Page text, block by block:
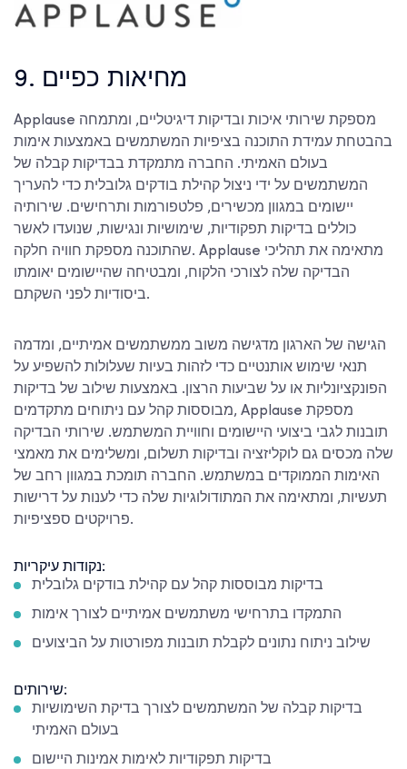
9. מחיאות כפיים
Applause מספקת שירותי איכות ובדיקות דיגיטליים, ומתמחה
בהבטחת עמידת התוכנה בציפיות המשתמשים באמצעות אימות
בעולם האמיתי. החברה מתמקדת בבדיקות קבלה של
המשתמשים על ידי ניצול קהילת בודקים גלובלית כדי להעריך
יישומים במגוון מכשירים, פלטפורמות ותרחישים. שירותיה
כוללים בדיקות תפקודיות, שימושיות ונגישות, שנועדו לאשר
שהתוכנה מספקת חוויה חלקה. Applause מתאימה את תהליכי
הבדיקה שלה לצורכי הלקוח, ומבטיחה שהיישומים יאומתו
ביסודיות לפני השקתם.
הגישה של הארגון מדגישה משוב ממשתמשים אמיתיים, ומדמה
תנאי שימוש אותנטיים כדי לזהות בעיות שעלולות להשפיע על
הפונקציונליות או על שביעות הרצון. באמצעות שילוב של בדיקות
מבוססות קהל עם ניתוחים מתקדמים, Applause מספקת
תובנות לגבי ביצועי היישומים וחוויית המשתמש. שירותי הבדיקה
שלה מכסים גם לוקליזציה ובדיקות תשלום, ומשלימים את מאמצי
האימות הממוקדים במשתמש. החברה תומכת במגוון רחב של
תעשיות, ומתאימה את המתודולוגיות שלה כדי לענות על דרישות
פרויקטים ספציפיות.
נקודות עיקריות:
בדיקות מבוססות קהל עם קהילת בודקים גלובלית
התמקדו בתרחישי משתמשים אמיתיים לצורך אימות
שילוב ניתוח נתונים לקבלת תובנות מפורטות על הביצועים
שירותים:
בדיקות קבלה של המשתמשים לצורך בדיקת השימושיות
בעולם האמיתי
בדיקות תפקודיות לאימות אמינות היישום